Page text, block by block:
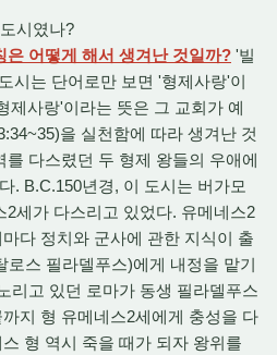
시였나?
어떻게 해서 생겨난 것일까? '빌
시는 단어로만 보면 '형제사랑'이
제사랑'이라는 뜻은 그 교회가 예
을 실천함에 따라 생겨난 것
다스렸던 두 형제 왕들의 우애에
. B.C.150년경, 이 도시는 버가모
2세가 다스리고 있었다. 유메네스2
다 정치와 군사에 관한 지식이 출
로스 필라델푸스)에게 내정을 맡기
리고 있던 로마가 동생 필라델푸스
지 형 유메네스2세에게 충성을 다
형 역시 죽을 때가 되자 왕위를